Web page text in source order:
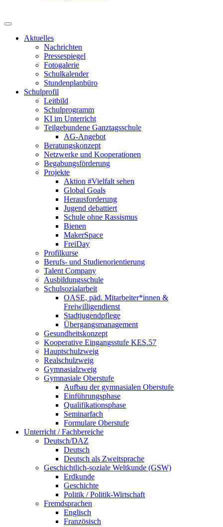
Aktuelles
Nachrichten
Pressespiegel
Fotogalerie
Schulkalender
Stundenplanbüro
Schulprofil
Leitbild
Schulprogramm
KI im Unterricht
Teilgebundene Ganztagsschule
AG-Angebot
Beratungskonzept
Netzwerke und Kooperationen
Begabungsförderung
Projekte
Aktion #Vielfalt sehen
Global Goals
Herausforderung
Jugend debattiert
Schule ohne Rassismus
Bienen
MakerSpace
FreiDay
Profilkurse
Berufs- und Studienorientierung
Talent Company
Ausbildungsschule
Schulsozialarbeit
OASE, päd. Mitarbeiter*innen &
Freiwilligendienst
Stadtjugendpflege
Übergangsmanagement
Gesundheitskonzept
Kooperative Eingangsstufe KES.57
Hauptschulzweig
Realschulzweig
Gymnasialzweig
Gymnasiale Oberstufe
Aufbau der gymnasialen Oberstufe
Einführungsphase
Qualifikationsphase
Seminarfach
Formulare Oberstufe
Unterricht / Fachbereiche
Deutsch/DAZ
Deutsch
Deutsch als Zweitsprache
Geschichtlich-soziale Weltkunde (GSW)
Erdkunde
Geschichte
Politik / Politik-Wirtschaft
Fremdsprachen
Englisch
Französisch